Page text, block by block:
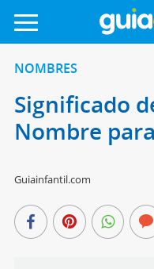
NOMBRES
Significado
Nombre
Guiainfantil.com